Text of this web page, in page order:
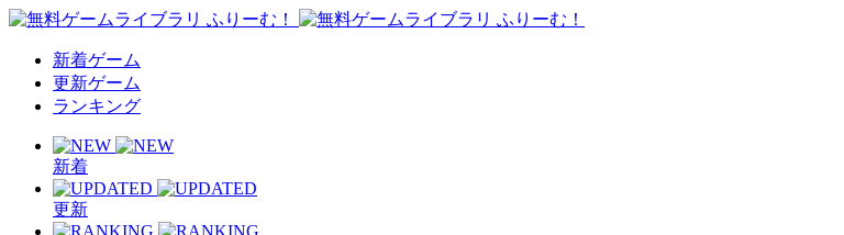
新着ゲーム
更新ゲーム
ランキング
新着
更新